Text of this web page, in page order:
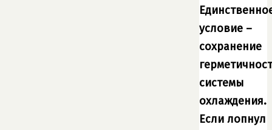
условие –
сохранение
системы
охлаждения.
Если лопнул